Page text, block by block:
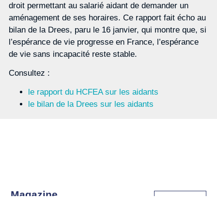
droit permettant au salarié aidant de demander un
aménagement de ses horaires. Ce rapport fait écho au
bilan de la Drees, paru le 16 janvier, qui montre que, si
l’espérance de vie progresse en France, l’espérance
de vie sans incapacité reste stable.
Consultez :
le rapport du HCFEA sur les aidants
le bilan de la Drees sur les aidants
Magazine